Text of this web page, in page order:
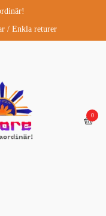
/ Enkla returer
0